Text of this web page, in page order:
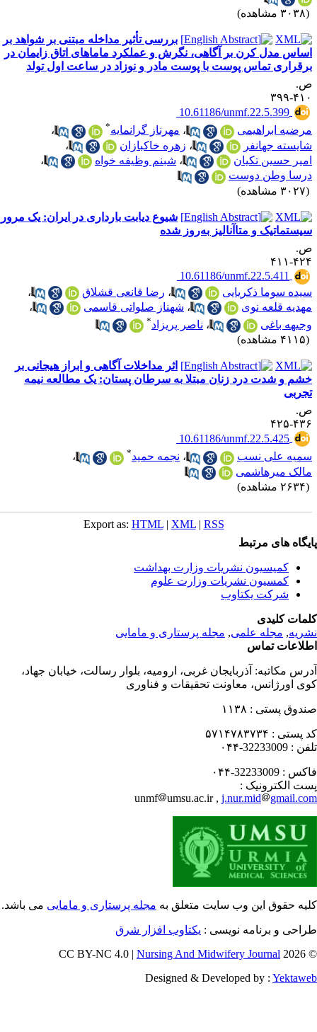
بررسی تأثیر مداخله مبتنی بر شواهد بر
مدل کرن بر آگاهی، نگرش و عملکرد ماماهای اتاق زایمان در
تماس پوست با پوست مادر و نوزاد در ساعت اول تولد
۳۹۹
‎ 10.61186/unmf.22.5.399
ابراهیمی
،مهرناز گرانمایه
،
جهانفر
،زهره خاکبازان
،
حسین تکیان
،شبنم وظیفه خواه
،
وطن دوست
شیوع دیابت بارداری در ایران: یک مرور
و متاآنالیز به‌روز شده
۴۱۱
‎ 10.61186/unmf.22.5.411
سوما ذکریایی
،رضا قانعی قشلاق
،
قلعه نوی
،شهناز صلواتی قاسمی
،
باغی
،ناصر پریزاد *
اثر مداخلات آگاهی و ابراز هیجانی بر
و شدت درد زنان مبتلا به سرطان پستان: یک مطالعه نیمه
۴۲۵
‎ 10.61186/unmf.22.5.425
علی نسب
،نجمه حمید
،
میرهاشمی
Export as:HTML |XML|RSS
های مرتبط
کمیسیون نشریات وزارت بهداشت
کمسیون نشریات وزارت علوم
شرکت یکتاوب
کلیدی
,مجله علمی, مجله پرستاری و مامایی
تماس
مکاتبه:آذربایجان غربی، ارومیه، بلوار رسالت، خیابان جهاد،
اورژانس، معاونت تحقیقات و فناوری
پستی : ۱۱۳۸
پستی : ۵۷۱۴۷۸۳۷۳۴
: 32233009-۰۴۴
: 32233009-۰۴۴
الکترونیک :
unmf
umsu.ac.ir ,j.nur.mid
حقوق این وب سایت متعلق بهمجله پرستاری و ماماییمی باشد.
و برنامه نویسی : یکتاوب افزار شرق
©
Nursing And Midwifery Journal
Designed & Developed by :